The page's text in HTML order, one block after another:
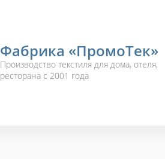
Фабрика «ПромоТек»
Производство текстиля для дома, отеля,
ресторана с 2001 года